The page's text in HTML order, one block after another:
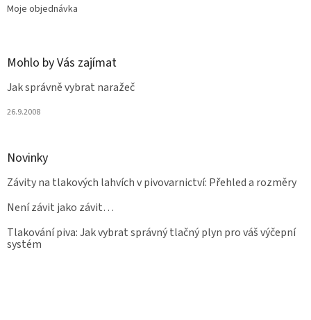
Moje objednávka
Mohlo by Vás zajímat
Jak správně vybrat naražeč
26.9.2008
Novinky
Závity na tlakových lahvích v pivovarnictví: Přehled a rozměry
Není závit jako závit…
Tlakování piva: Jak vybrat správný tlačný plyn pro váš výčepní
systém